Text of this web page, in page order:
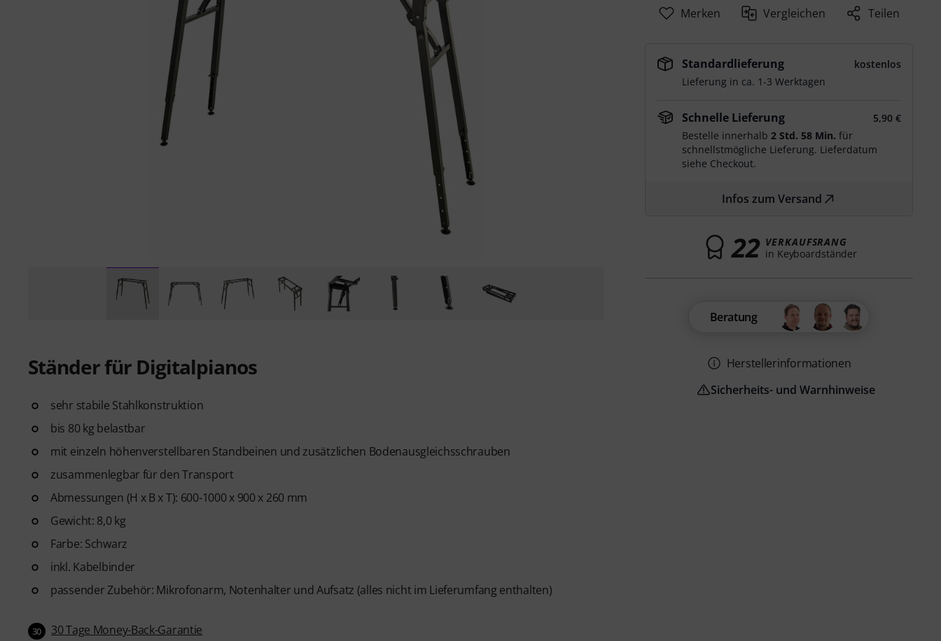
Ständer für Digitalpianos
sehr stabile Stahlkonstruktion
bis 80 kg belastbar
mit einzeln höhenverstellbaren Standbeinen und zusätzlichen Bodenausgleichsschrauben
zusammenlegbar für den Transport
Abmessungen (H x B x T): 600-1000 x 900 x 260 mm
Gewicht: 8,0 kg
Farbe: Schwarz
inkl. Kabelbinder
passender Zubehör: Mikrofonarm, Notenhalter und Aufsatz (alles nicht im Lieferumfang enthalten)
30 30 Tage Money-Back-Garantie
Merken Vergleichen Teilen
Standardlieferung
kostenlos
Lieferung in ca. 1-3 Werktagen
Schnelle Lieferung
5,90 €
Bestelle innerhalb2 Std. 58 Min. für
schnellstmögliche Lieferung. Lieferdatum
siehe Checkout.
Infos zum Versand
22 VERKAUFSRANG
in Keyboardständer
Beratung
Herstellerinformationen
Sicherheits- und Warnhinweise